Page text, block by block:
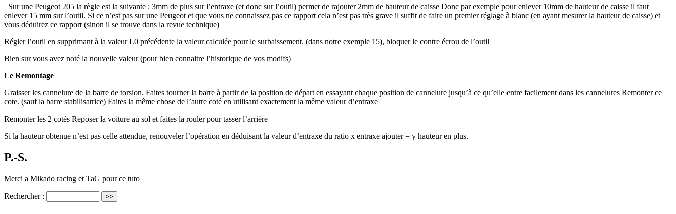
Sur une Peugeot 205 la règle est la suivante : 3mm de plus sur l’entraxe (et donc sur l’outil) permet de rajouter 2mm de hauteur de caisse Donc par exemple pour enlever 10mm de hauteur de caisse il faut
enlever 15 mm sur l’outil. Si ce n’est pas sur une Peugeot et que vous ne connaissez pas ce rapport cela n’est pas très grave il suffit de faire un premier réglage à blanc (en ayant mesurer la hauteur de caisse) et
vous déduirez ce rapport (sinon il se trouve dans la revue technique)
Régler l’outil en supprimant à la valeur L0 précédente la valeur calculée pour le surbaissement. (dans notre exemple 15), bloquer le contre écrou de l’outil
Bien sur vous avez noté la nouvelle valeur (pour bien connaitre l’historique de vos modifs)
Le Remontage
Graisser les cannelure de la barre de torsion. Faites tourner la barre à partir de la position de départ en essayant chaque position de cannelure jusqu’à ce qu’elle entre facilement dans les cannelures Remonter ce
cote. (sauf la barre stabilisatrice) Faites la même chose de l’autre coté en utilisant exactement la même valeur d’entraxe
Remonter les 2 cotés Reposer la voiture au sol et faites la rouler pour tasser l’arrière
Si la hauteur obtenue n’est pas celle attendue, renouveler l’opération en déduisant la valeur d’entraxe du ratio x entraxe ajouter = y hauteur en plus.
P.-S.
Merci a Mikado racing et TaG pour ce tuto
Rechercher :